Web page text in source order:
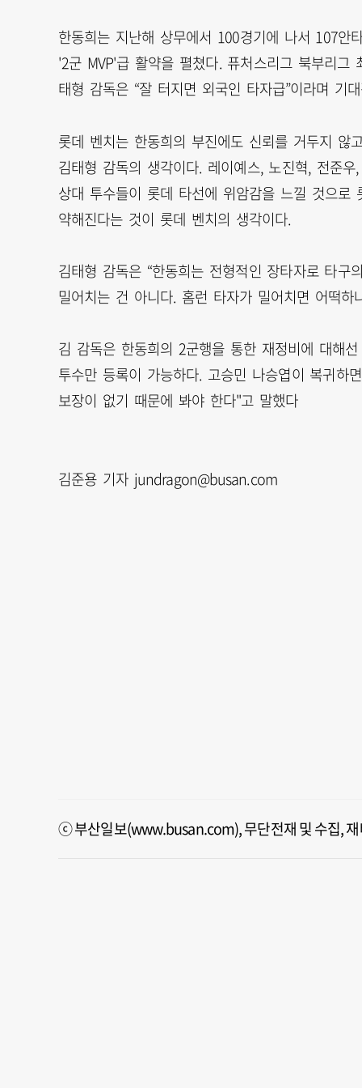
한동희는 지난해 상무에서 100경기에 나서 107
'2군 MVP'급 활약을 펼쳤다. 퓨처스리그 북부리
태형 감독은 “잘 터지면 외국인 타자급”이라며 기
롯데 벤치는 한동희의 부진에도 신뢰를 거두지
김태형 감독의 생각이다. 레이예스, 노진혁, 전준
상대 투수들이 롯데 타선에 위암감을 느낄 것으
약해진다는 것이 롯데 벤치의 생각이다.
김태형 감독은 “한동희는 전형적인 장타자로 타
밀어치는 건 아니다. 홈런 타자가 밀어치면 어떡하
김 감독은 한동희의 2군행을 통한 재정비에 대해
투수만 등록이 가능하다. 고승민 나승엽이 복귀하
보장이 없기 때문에 봐야 한다"고 말했다
김준용 기자 jundragon@busan.com
ⓒ 부산일보(www.busan.com), 무단전재 및 수집,